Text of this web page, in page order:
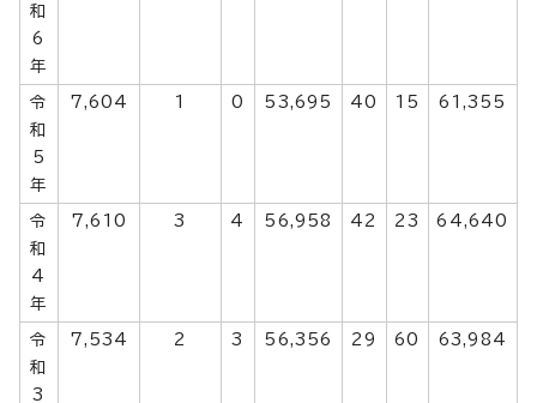
和
6
年
令
和
5
年
7,604 1 0 53,695 40 15 61,355
令
和
4
年
7,610 3 4 56,958 42 23 64,640
令
和
3
7,534 2 3 56,356 29 60 63,984